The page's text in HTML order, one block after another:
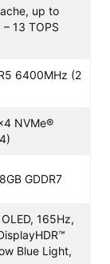
Đầu
cách gaming
tiên tiến
hiệu suất luôn
Trải Nghiệm
kết hợp tần
sắc rực rỡ,
up to
13 TOPS
6400MHz (2
NVMe®
GDDR7
165Hz,
Blue Light,